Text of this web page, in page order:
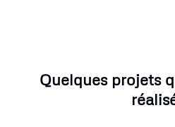
Quelques projets